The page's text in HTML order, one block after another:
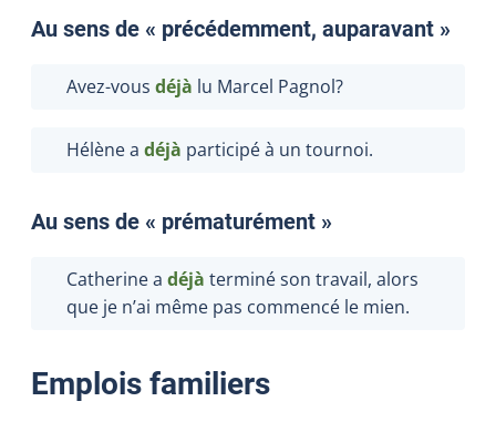
Au sens de « précédemment, auparavant »
Avez-vous déjà lu Marcel Pagnol?
Hélène a déjà participé à un tournoi.
Au sens de « prématurément »
Catherine a déjà terminé son travail, alors
que je n’ai même pas commencé le mien.
Emplois familiers